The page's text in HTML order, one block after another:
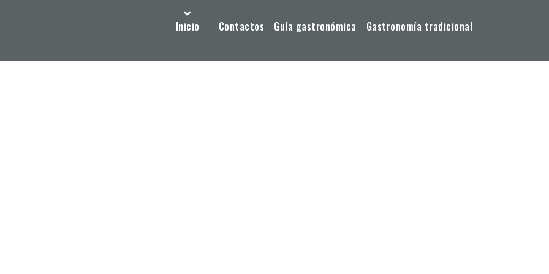
Inicio Contactos Guía gastronómica Gastronomía tradicional